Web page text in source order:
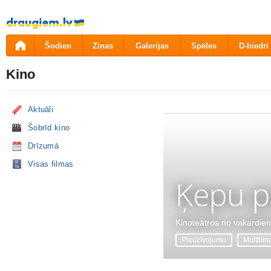
Pāriet
uz
saturu
Šodien Ziņas Galerijas Spēles D-biedri
Kino
Aktuāli
Šobrīd kino
Drīzumā
Visas filmas
Ķepu
Kinoteātros no
Piedzīvojumu